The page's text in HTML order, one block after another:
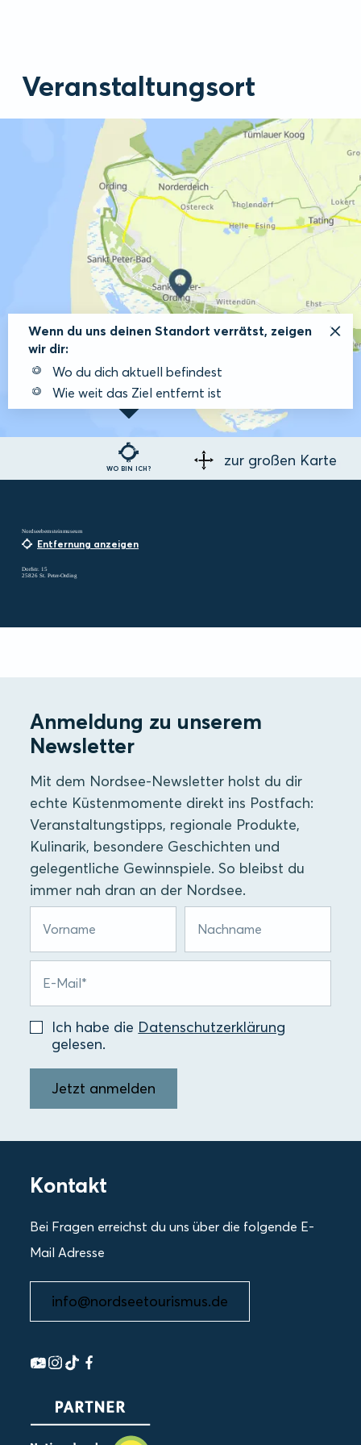
Veranstaltungsort
WO BIN ICH?
Wenn du uns deinen Standort verrätst, zeigen
wir dir:
Wo du dich aktuell befindest
Wie weit das Ziel entfernt ist
zur großen Karte
Nordseebernsteinmuseum
Entfernung anzeigen
Dorfstr. 15
25826 St. Peter-Ording
Anmeldung zu unserem
Newsletter
Mit dem Nordsee-Newsletter holst du dir
echte Küstenmomente direkt ins Postfach:
Veranstaltungstipps, regionale Produkte,
Kulinarik, besondere Geschichten und
gelegentliche Gewinnspiele. So bleibst du
immer nah dran an der Nordsee.
Ich habe die Datenschutzerklärung
gelesen.
Jetzt anmelden
Kontakt
Bei Fragen erreichst du uns über die folgende E-
Mail Adresse
info@nordseetourismus.de